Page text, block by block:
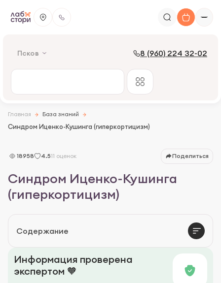
Псков 8 (960) 224 32-02
Главная База знаний
Синдром Иценко-Кушинга (гиперкортицизм)
18958 4.511 оценок Поделиться
Синдром Иценко-Кушинга
(гиперкортицизм)
Содержание
Что такое гиперкортицизм
Симптомы
Диагностика синдрома Кушинга
Профилактика и прогноз
Информация проверена
экспертом 🧡